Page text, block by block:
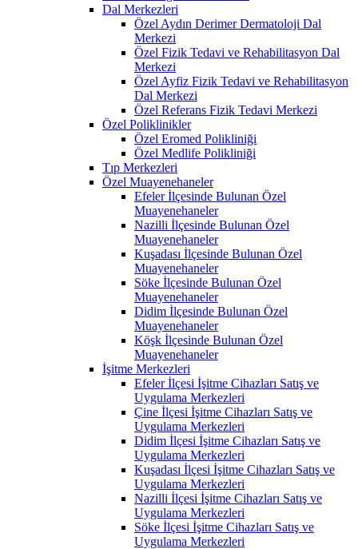
Dal Merkezleri
Özel Aydın Derimer Dermatoloji Dal
Merkezi
Özel Fizik Tedavi ve Rehabilitasyon Dal
Merkezi
Özel Ayfiz Fizik Tedavi ve Rehabilitasyon
Dal Merkezi
Özel Referans Fizik Tedavi Merkezi
Özel Poliklinikler
Özel Eromed Polikliniği
Özel Medlife Polikliniği
Tıp Merkezleri
Özel Muayenehaneler
Efeler İlçesinde Bulunan Özel
Muayenehaneler
Nazilli İlçesinde Bulunan Özel
Muayenehaneler
Kuşadası İlçesinde Bulunan Özel
Muayenehaneler
Söke İlçesinde Bulunan Özel
Muayenehaneler
Didim İlçesinde Bulunan Özel
Muayenehaneler
Köşk İlçesinde Bulunan Özel
Muayenehaneler
İşitme Merkezleri
Efeler İlçesi İşitme Cihazları Satış ve
Uygulama Merkezleri
Çine İlçesi İşitme Cihazları Satış ve
Uygulama Merkezleri
Didim İlçesi İşitme Cihazları Satış ve
Uygulama Merkezleri
Kuşadası İlçesi İşitme Cihazları Satış ve
Uygulama Merkezleri
Nazilli İlçesi İşitme Cihazları Satış ve
Uygulama Merkezleri
Söke İlçesi İşitme Cihazları Satış ve
Uygulama Merkezleri